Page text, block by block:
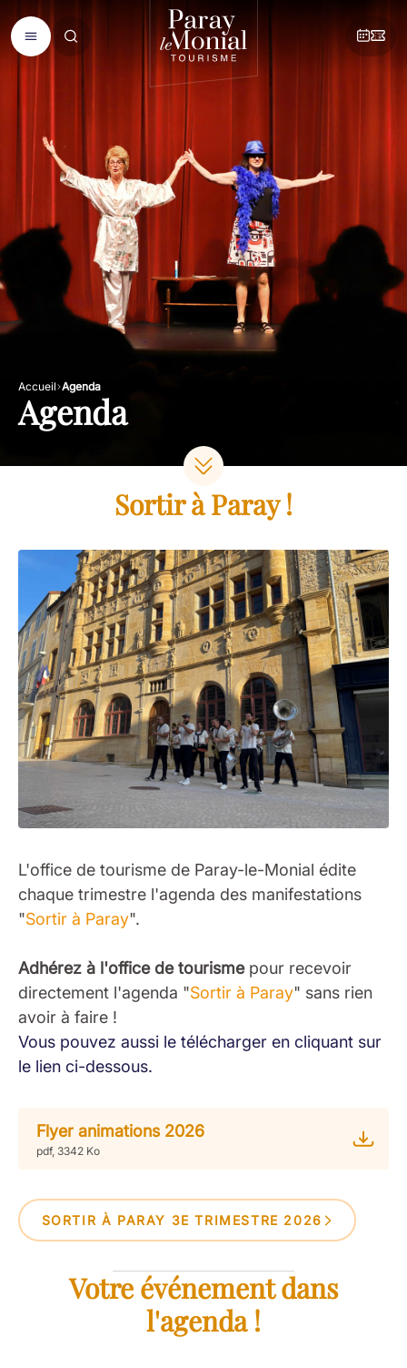
Accueil Agenda
Agenda
Sortir à Paray !
L'office de tourisme de Paray-le-Monial édite
chaque trimestre l'agenda des manifestations
"Sortir à Paray".
Adhérez à l'office de tourismepour recevoir
directement l'agenda "Sortir à Paray" sans rien
avoir à faire !
Vous pouvez aussi le télécharger en cliquant sur
le lien ci-dessous.
Flyer animations 2026
pdf, 3342 Ko
SORTIR À PARAY 3E TRIMESTRE 2026
Votre événement dans
l'agenda !